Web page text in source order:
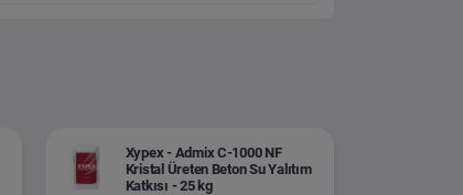
Xypex - Admix C-1000 NF
Kristal Üreten Beton Su Yalıtım
Katkısı - 25 kg